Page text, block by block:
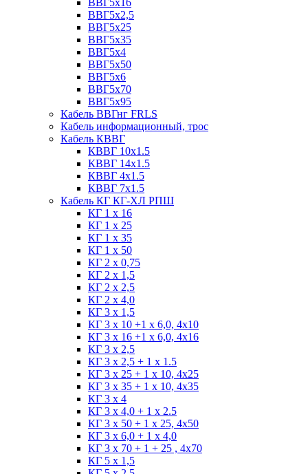
ВВГ5х16
ВВГ5х2,5
ВВГ5х25
ВВГ5х35
ВВГ5х4
ВВГ5х50
ВВГ5х6
ВВГ5х70
ВВГ5х95
Кабель ВВГнг FRLS
Кабель информационный, трос
Кабель КВВГ
КВВГ 10х1.5
КВВГ 14х1.5
КВВГ 4х1.5
КВВГ 7х1.5
Кабель КГ КГ-ХЛ РПШ
КГ 1 х 16
КГ 1 х 25
КГ 1 х 35
КГ 1 х 50
КГ 2 х 0,75
КГ 2 х 1,5
КГ 2 х 2,5
КГ 2 х 4,0
КГ 3 х 1,5
КГ 3 х 10 +1 x 6,0, 4х10
КГ 3 х 16 +1 x 6,0, 4х16
КГ 3 х 2,5
КГ 3 х 2,5 + 1 x 1.5
КГ 3 х 25 + 1 х 10, 4х25
КГ 3 х 35 + 1 x 10, 4х35
КГ 3 х 4
КГ 3 х 4,0 + 1 x 2.5
КГ 3 х 50 + 1 x 25, 4х50
КГ 3 х 6,0 + 1 x 4,0
КГ 3 х 70 + 1 + 25 , 4х70
КГ 5 х 1,5